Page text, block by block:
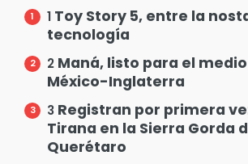
1 Toy Story 5, entre la
tecnología
2 Maná, listo para el
México-Inglaterra
3 Registran por primera
Tirana en la Sierra Gorda
Querétaro